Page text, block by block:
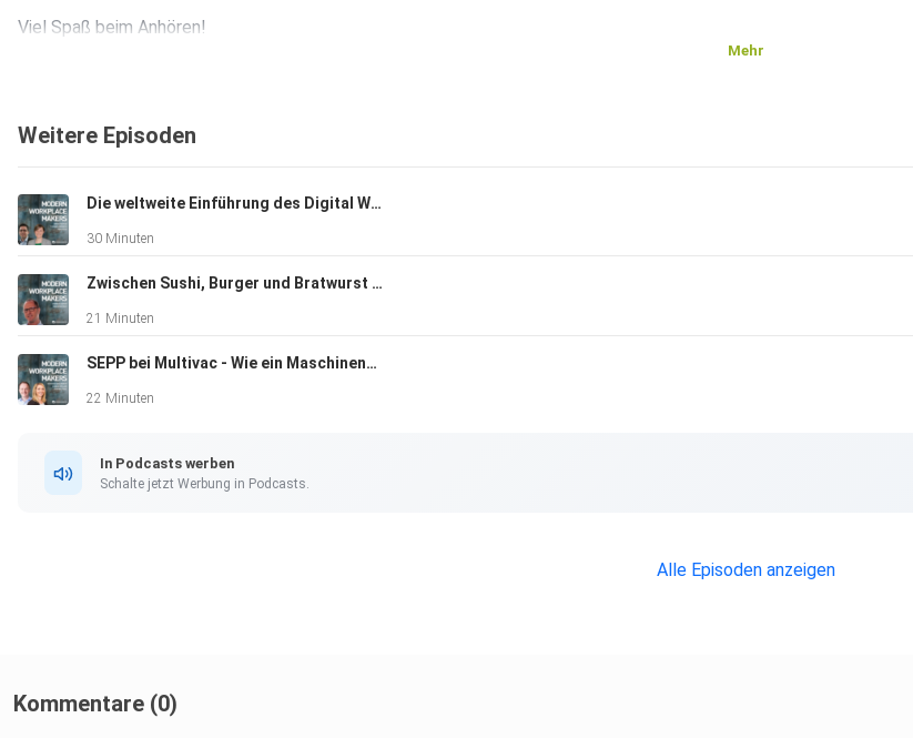
Viel Spaß beim Anhören!
Mehr
Weitere Episoden
Die weltweite Einführung des Digital Workplace bei ALPLA
30 Minuten
Zwischen Sushi, Burger und Bratwurst - Der Weg zum digitalen Arbeitsplatz bei Advantest
21 Minuten
SEPP bei Multivac - Wie ein Maschinenbauer aus dem Allgäu seine Mitarbeitenden weltweit vernetzt
22 Minuten
In Podcasts werben
Schalte jetzt Werbung in Podcasts.
Alle Episoden anzeigen
Kommentare (0)